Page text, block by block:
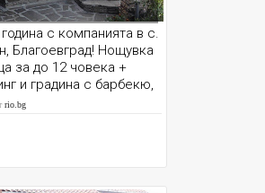
с компанията в с.
Благоевград! Нощувка
за до 12 човека +
и градина с барбекю,
къща
rio.bg